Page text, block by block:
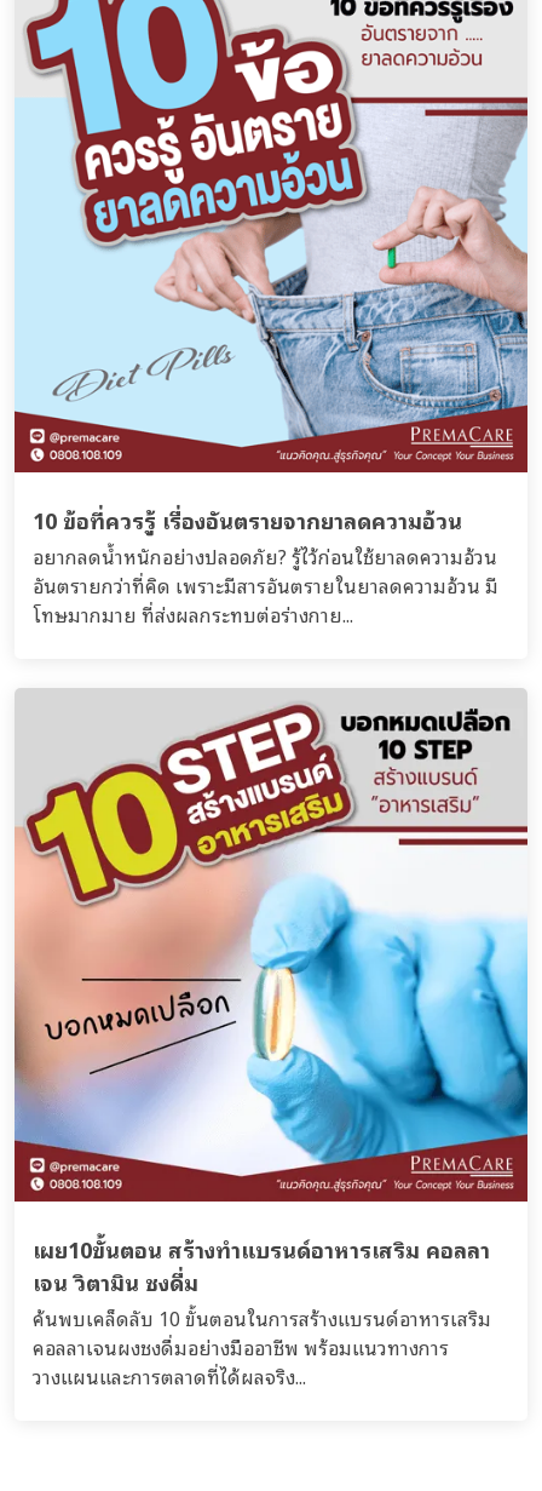
10 ข้อที่ควรรู้ เรื่องอันตรายจากยาลดความอ้วน
อยากลดน้ำหนักอย่างปลอดภัย? รู้ไว้ก่อนใช้ยาลดความอ้วน
อันตรายกว่าที่คิด เพราะมีสารอันตรายในยาลดความอ้วน มี
โทษมากมาย ที่ส่งผลกระทบต่อร่างกาย...
เผย10ขั้นตอน สร้างทำแบรนด์อาหารเสริม คอลลา
เจน วิตามิน ชงดื่ม
ค้นพบเคล็ดลับ 10 ขั้นตอนในการสร้างแบรนด์อาหารเสริม
คอลลาเจนผงชงดื่มอย่างมืออาชีพ พร้อมแนวทางการ
วางแผนและการตลาดที่ได้ผลจริง...